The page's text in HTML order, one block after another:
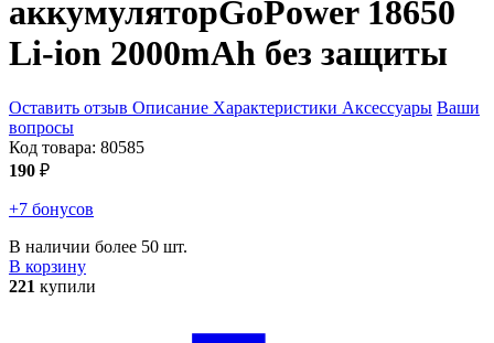
аккумуляторGoPower 18650
Li-ion 2000mAh без защиты
Оставить отзыв Описание Характеристики Аксессуары Ваши
вопросы
Код товара: 80585
190 ₽
+7 бонусов
В наличии более 50 шт.
В корзину
221 купили